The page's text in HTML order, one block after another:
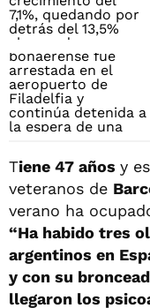
Tiene 47 años y
veteranos de
verano ha
“Ha habido tres
argentinos en
y con su
llegaron los